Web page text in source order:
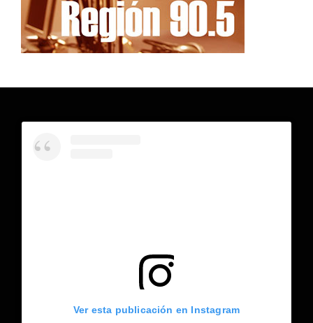
Ver esta publicación en Instagram